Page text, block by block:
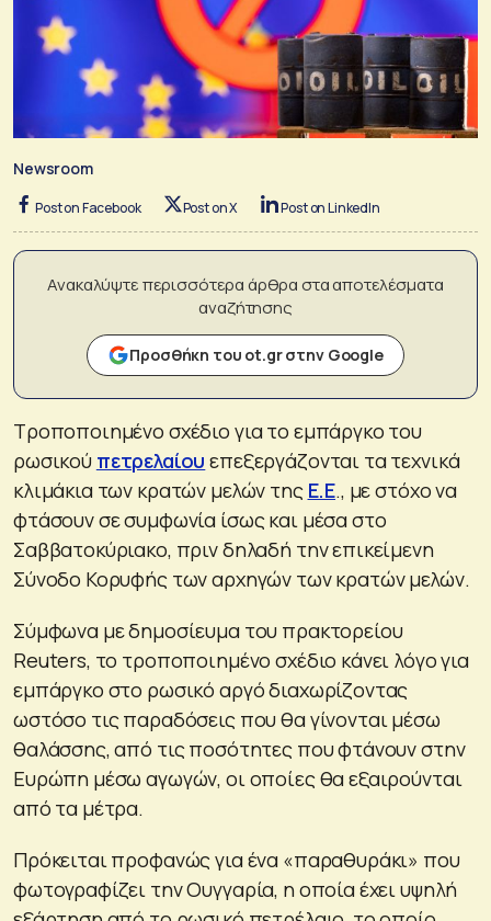
Newsroom
Post on Facebook Post on X Post on LinkedIn
Ανακαλύψτε περισσότερα άρθρα στα αποτελέσματα
αναζήτησης
Προσθήκη του ot.gr στην Google
Τροποποιημένο σχέδιο για το εμπάργκο του
ρωσικού πετρελαίου επεξεργάζονται τα τεχνικά
κλιμάκια των κρατών μελών της Ε.Ε., με στόχο να
φτάσουν σε συμφωνία ίσως και μέσα στο
Σαββατοκύριακο, πριν δηλαδή την επικείμενη
Σύνοδο Κορυφής των αρχηγών των κρατών μελών.
Σύμφωνα με δημοσίευμα του πρακτορείου
Reuters, το τροποποιημένο σχέδιο κάνει λόγο για
εμπάργκο στο ρωσικό αργό διαχωρίζοντας
ωστόσο τις παραδόσεις που θα γίνονται μέσω
θαλάσσης, από τις ποσότητες που φτάνουν στην
Ευρώπη μέσω αγωγών, οι οποίες θα εξαιρούνται
από τα μέτρα.
Πρόκειται προφανώς για ένα «παραθυράκι» που
φωτογραφίζει την Ουγγαρία, η οποία έχει υψηλή